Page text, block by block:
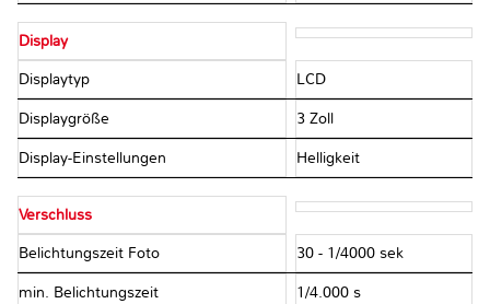
Display
Displaytyp LCD
Displaygröße 3 Zoll
Display-Einstellungen Helligkeit
Verschluss
Belichtungszeit Foto 30 - 1/4000 sek
min. Belichtungszeit 1/4.000 s